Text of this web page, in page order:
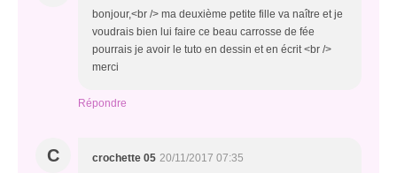
bonjour,<br /> ma deuxième petite fille va naître et je
voudrais bien lui faire ce beau carrosse de fée
pourrais je avoir le tuto en dessin et en écrit <br />
merci
Répondre
C crochette 05 20/11/2017 07:35